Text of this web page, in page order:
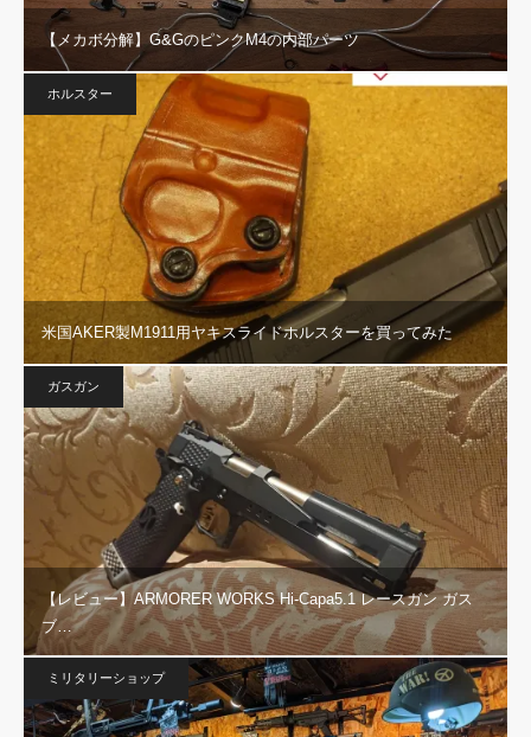
【メカボ分解】G&GのピンクM4の内部パーツ
ホルスター
米国AKER製M1911用ヤキスライドホルスターを買ってみた
ガスガン
【レビュー】ARMORER WORKS Hi-Capa5.1 レースガン ガス
ブ…
ミリタリーショップ